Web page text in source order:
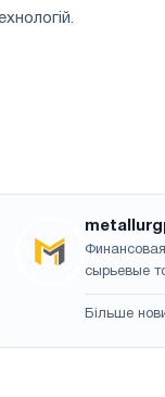
сырьевые
Більше